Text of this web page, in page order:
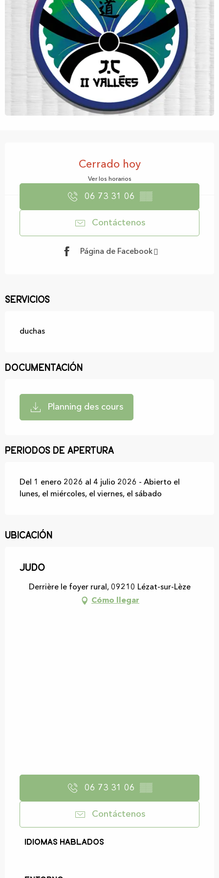
Cerrado hoy
Ver los horarios
06 73 31 06 ▒▒
Contáctenos
Página de Facebook
Servicios
duchas
Documentación
Planning des cours
Periodos de apertura
Del 1 enero 2026 al 4 julio 2026 - Abierto el
lunes, el miércoles, el viernes, el sábado
Ubicación
Judo
Derrière le foyer rural, 09210 Lézat-sur-Lèze
Cómo llegar
06 73 31 06 ▒▒
Contáctenos
Idiomas hablados
Idiomas hablados